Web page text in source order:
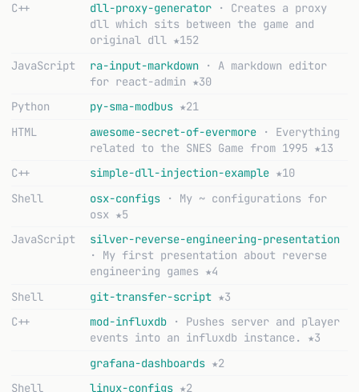
C++ dll-proxy-generator
· Creates a proxy
dll which sits between the game and
original dll ★152
JavaScript
ra-input-markdown
· A markdown editor
for react-admin ★30
Python
py-sma-modbus ★21
HTML
awesome-secret-of-evermore
· Everything
related to the SNES Game from 1995 ★13
C++
simple-dll-injection-example ★10
Shell
osx-configs
· My ~ configurations for
osx ★5
JavaScript
silver-reverse-engineering-presentation
· My first presentation about reverse
engineering games ★4
Shell
git-transfer-script ★3
C++
mod-influxdb
· Pushes server and player
events into an influxdb instance.
★3
grafana-dashboards ★2
Shell
linux-configs ★2